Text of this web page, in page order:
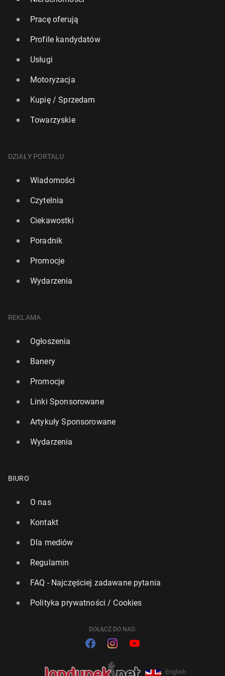
Pracę oferują
Profile kandydatów
Usługi
Motoryzacja
Kupię / Sprzedam
Towarzyskie
DZIAŁY PORTALU
Wiadomości
Czytelnia
Ciekawostki
Poradnik
Promocje
Wydarzenia
REKLAMA
Ogłoszenia
Banery
Promocje
Linki Sponsorowane
Artykuły Sponsorowane
Wydarzenia
BIURO
O nas
Kontakt
Dla mediów
Regulamin
FAQ - Najczęściej zadawane pytania
Polityka prywatności / Cookies
DOŁĄCZ DO NAS:
English